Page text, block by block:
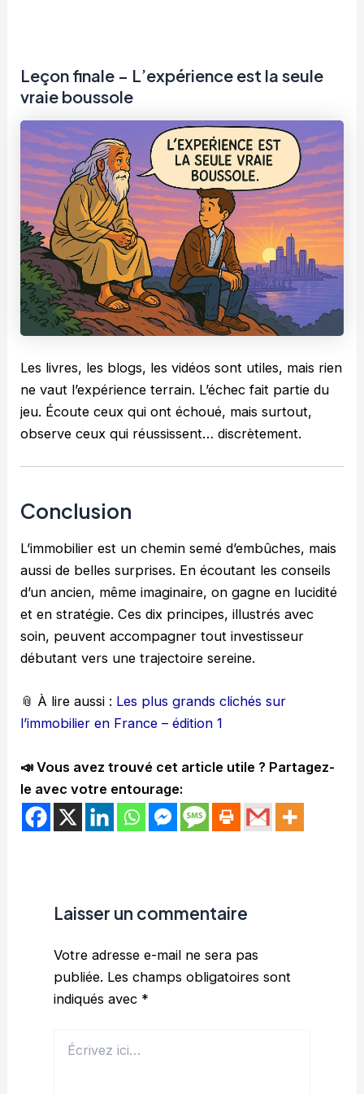
Leçon finale – L’expérience est la seule
vraie boussole
Les livres, les blogs, les vidéos sont utiles, mais rien
ne vaut l’expérience terrain. L’échec fait partie du
jeu. Écoute ceux qui ont échoué, mais surtout,
observe ceux qui réussissent… discrètement.
Conclusion
L’immobilier est un chemin semé d’embûches, mais
aussi de belles surprises. En écoutant les conseils
d’un ancien, même imaginaire, on gagne en lucidité
et en stratégie. Ces dix principes, illustrés avec
soin, peuvent accompagner tout investisseur
débutant vers une trajectoire sereine.
📎 À lire aussi : Les plus grands clichés sur
l’immobilier en France – édition 1
📣 Vous avez trouvé cet article utile ? Partagez-
le avec votre entourage:
Laisser un commentaire
Votre adresse e-mail ne sera pas
publiée. Les champs obligatoires sont
indiqués avec *
ici…